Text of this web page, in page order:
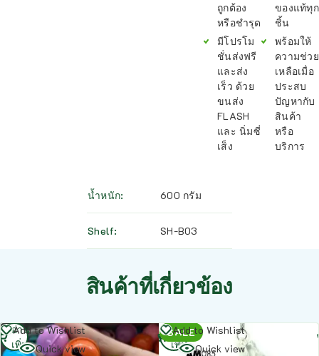
ถูกต้อง
หรือชำรุด
มีโปรโม
ชั่นส่งฟรี
และส่ง
เร็ว ด้วย
ขนส่ง
FLASH
และ นิ่มซี่
เส็ง
ของแท้ทุก
ชิ้น
พร้อมให้
ความช่วย
เหลือเมื่อ
ประสบ
ปัญหากับ
สินค้า
หรือ
บริการ
น้ำหนัก 600 กรัม
Shelf SH-B03
สินค้าที่เกี่ยวข้อง
Add to Wishlist
Quick view
อ่าน
เพิ่ม
SALE
Add to Wishlist
Quick view
อ่าน
เพิ่ม